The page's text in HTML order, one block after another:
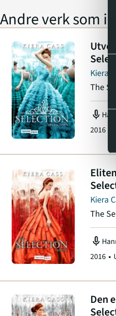
Andre verk som
Kiera
The
mic
2016
Kiera
The
mic
2016
Den